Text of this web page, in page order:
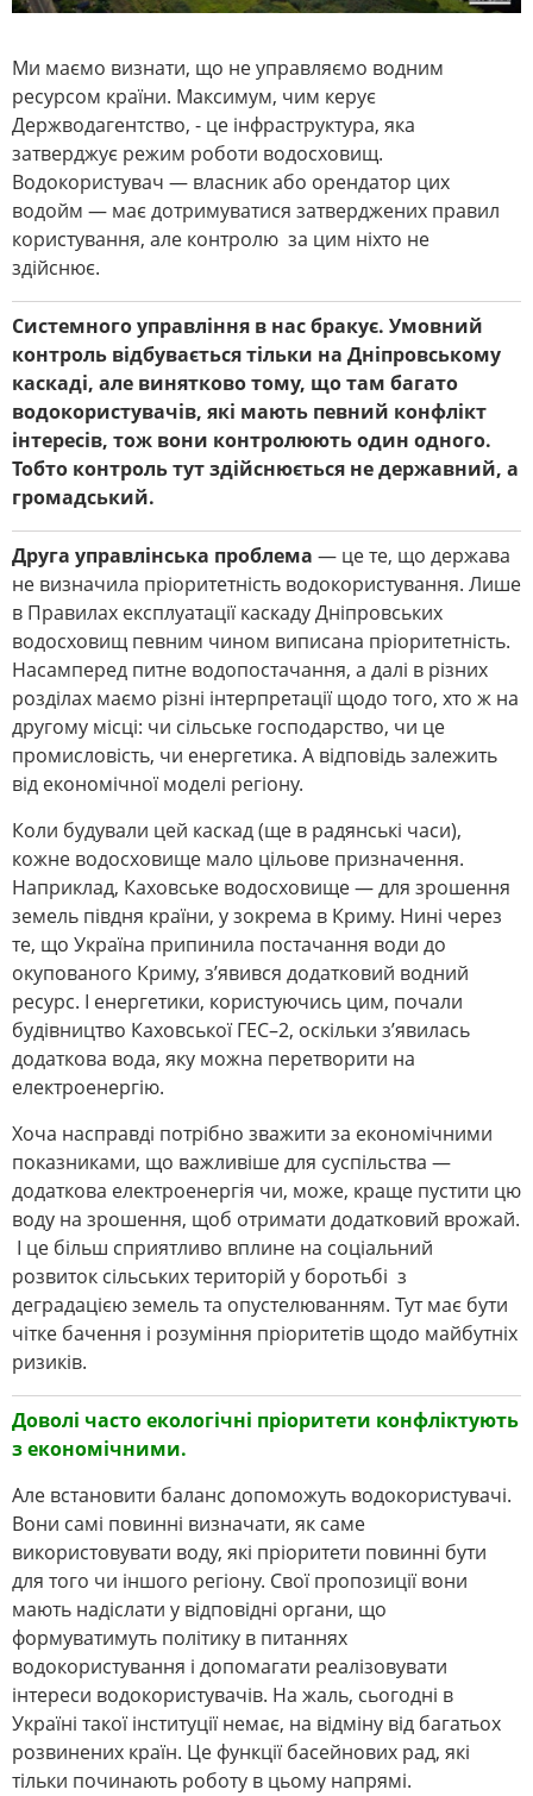
Ми маємо визнати, що не управляємо водним
ресурсом країни. Максимум, чим керує
Держводагентство, - це інфраструктура, яка
затверджує режим роботи водосховищ.
Водокористувач ― власник або орендатор цих
водойм ― має дотримуватися затверджених правил
користування, але контролю за цим ніхто не
здійснює.
Системного управління в нас бракує. Умовний
контроль відбувається тільки на Дніпровському
каскаді, але винятково тому, що там багато
водокористувачів, які мають певний конфлікт
інтересів, тож вони контролюють один одного.
Тобто контроль тут здійснюється не державний, а
громадський.
Друга управлінська проблема ― це те, що держава
не визначила пріоритетність водокористування. Лише
в Правилах експлуатації каскаду Дніпровських
водосховищ певним чином виписана пріоритетність.
Насамперед питне водопостачання, а далі в різних
розділах маємо різні інтерпретації щодо того, хто ж на
другому місці: чи сільське господарство, чи це
промисловість, чи енергетика. А відповідь залежить
від економічної моделі регіону.
Коли будували цей каскад (ще в радянські часи),
кожне водосховище мало цільове призначення.
Наприклад, Каховське водосховище ― для зрошення
земель півдня країни, у зокрема в Криму. Нині через
те, що Україна припинила постачання води до
окупованого Криму, з’явився додатковий водний
ресурс. І енергетики, користуючись цим, почали
будівництво Каховської ГЕС–2, оскільки з’явилась
додаткова вода, яку можна перетворити на
електроенергію.
Хоча насправді потрібно зважити за економічними
показниками, що важливіше для суспільства ―
додаткова електроенергія чи, може, краще пустити цю
воду на зрошення, щоб отримати додатковий врожай.
І це більш сприятливо вплине на соціальний
розвиток сільських територій у боротьбі з
деградацією земель та опустелюванням. Тут має бути
чітке бачення і розуміння пріоритетів щодо майбутніх
ризиків.
Доволі часто екологічні пріоритети конфліктують
з економічними.
Але встановити баланс допоможуть водокористувачі.
Вони самі повинні визначати, як саме
використовувати воду, які пріоритети повинні бути
для того чи іншого регіону. Свої пропозиції вони
мають надіслати у відповідні органи, що
формуватимуть політику в питаннях
водокористування і допомагати реалізовувати
інтереси водокористувачів. На жаль, сьогодні в
Україні такої інституції немає, на відміну від багатьох
розвинених країн. Це функції басейнових рад, які
тільки починають роботу в цьому напрямі.